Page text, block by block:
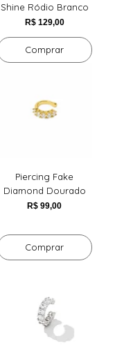
Shine Ródio Branco
Preço
R$ 129,00
Comprar
Piercing Fake
Diamond Dourado
Preço
R$ 99,00
Comprar